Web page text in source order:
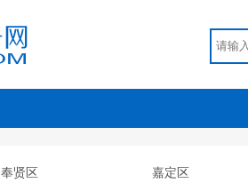
奉贤区
嘉定区